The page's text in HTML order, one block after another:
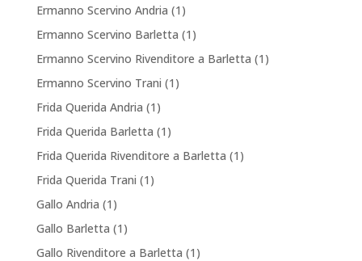
Ermanno Scervino Andria (1)
Ermanno Scervino Barletta (1)
Ermanno Scervino Rivenditore a Barletta (1)
Ermanno Scervino Trani (1)
Frida Querida Andria (1)
Frida Querida Barletta (1)
Frida Querida Rivenditore a Barletta (1)
Frida Querida Trani (1)
Gallo Andria (1)
Gallo Barletta (1)
Gallo Rivenditore a Barletta (1)